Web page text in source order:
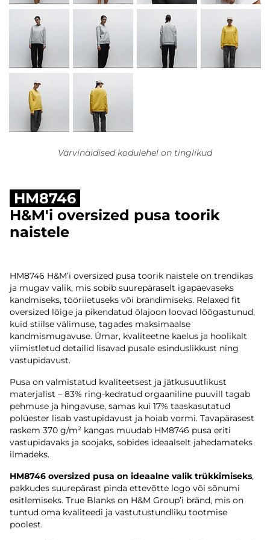
Värvinäidised kodulehel on tinglikud
HM8746
H&M'i oversized pusa toorik
naistele
HM8746 H&M’i oversized pusa toorik naistele on trendikas
ja mugav valik, mis sobib suurepäraselt igapäevaseks
kandmiseks, tööriietuseks või brändimiseks. Relaxed fit
oversized lõige ja pikendatud õlajoon loovad lõõgastunud,
kuid stiilse välimuse, tagades maksimaalse
kandmismugavuse. Ümar, kvaliteetne kaelus ja hoolikalt
viimistletud detailid lisavad pusale esinduslikkust ning
vastupidavust.
Pusa on valmistatud kvaliteetsest ja jätkusuutlikust
materjalist – 83% ring-kedratud orgaaniline puuvill tagab
pehmuse ja hingavuse, samas kui 17% taaskasutatud
polüester lisab vastupidavust ja hoiab vormi. Tavapärasest
raskem 370 g/m² kangas muudab HM8746 pusa eriti
vastupidavaks ja soojaks, sobides ideaalselt jahedamateks
ilmadeks.
HM8746 oversized pusa on ideaalne valik trükkimiseks,
pakkudes suurepärast pinda ettevõtte logo või sõnumi
esitlemiseks. True Blanks on H&M Group’i bränd, mis on
tuntud oma kvaliteedi ja vastutustundliku tootmise
poolest.